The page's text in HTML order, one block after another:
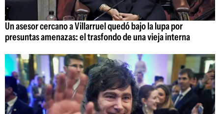
Un asesor cercano a Villarruel quedó bajo la lupa por
presuntas amenazas: el trasfondo de una vieja interna